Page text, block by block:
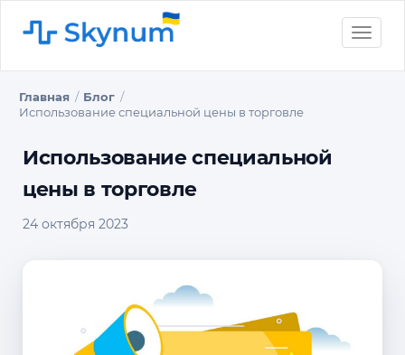
Toggle
Главная
Блог
Использование специальной цены в торговле
Использование специальной
цены в торговле
24 октября 2023